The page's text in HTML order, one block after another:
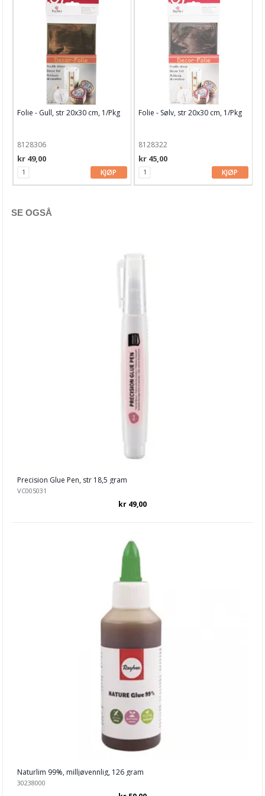
Garn & Tilbehør
Gips, støp, form
Hobby - generelt
Julens produkter
Kunstnermateriell
Maling & Tusj
Oppbevaring
Papir, Kort & Konvolutt
Sjablong & Tilbehør
Smykkelaging
Folie - Gull, str 20x30 cm, 1/Pkg
8128306
kr 49,00
KJØP
Folie - Sølv, str 20x30 cm, 1/Pkg
8128322
kr 45,00
KJØP
SE OGSÅ
Precision Glue Pen, str 18,5 gram
VC005031
kr 49,00
Naturlim 99%, milljøvennlig, 126 gram
30238000